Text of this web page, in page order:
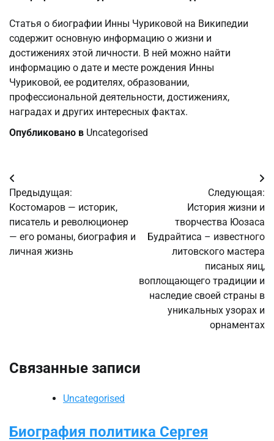
Статья о биографии Инны Чуриковой на Википедии
содержит основную информацию о жизни и
достижениях этой личности. В ней можно найти
информацию о дате и месте рождения Инны
Чуриковой, ее родителях, образовании,
профессиональной деятельности, достижениях,
наградах и других интересных фактах.
Опубликовано в Uncategorised
Навигация
по
записям
Предыдущая:
Костомаров — историк,
писатель и революционер
— его романы, биография и
личная жизнь
Следующая:
История жизни и
творчества Юозаса
Будрайтиса – известного
литовского мастера
писаных яиц,
воплощающего традиции и
наследие своей страны в
уникальных узорах и
орнаментах
Связанные записи
Uncategorised
Биография политика Сергея